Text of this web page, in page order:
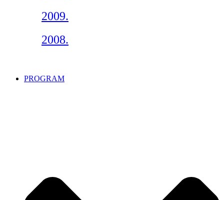
2009.
2008.
PROGRAM